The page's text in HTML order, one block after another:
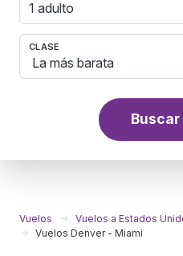
1 adulto
CLASE
Vuelos Vuelos a Estados
Vuelos Denver - Miami